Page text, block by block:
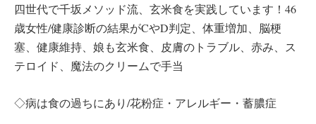
四世代で千坂メソッド流、玄米食を実践しています！46
歳女性/健康診断の結果がCやD判定、体重増加、脳梗
塞、健康維持、娘も玄米食、皮膚のトラブル、赤み、ス
テロイド、魔法のクリームで手当
◇病は食の過ちにあり/花粉症・アレルギー・蓄膿症